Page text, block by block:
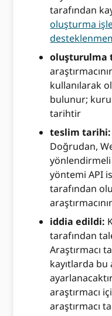
tarafından
oluşturma
oluşturulma
kullanılarak
bulunur;
tarihtir
teslim tarihi:
Doğrudan,
yöntemi API
tarafından
iddia edildi:
tarafından
Araştırmacı
kayıtlarda
araştırmacı
araştırmacı